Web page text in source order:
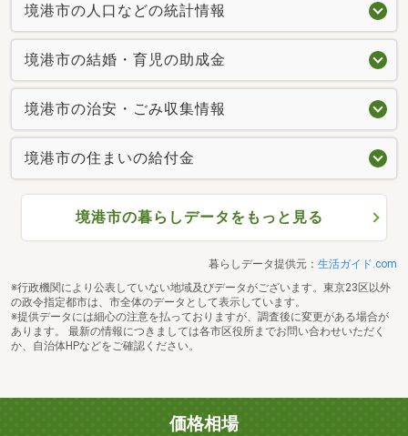
境港市の人口などの統計情報
境港市の結婚・育児の助成金
境港市の治安・ごみ収集情報
境港市の住まいの給付金
境港市の暮らしデータをもっと見る
暮らしデータ提供元： 生活ガイド.com
※行政機関により公表していない地域及びデータがございます。東京23区以外
の政令指定都市は、市全体のデータとして表示しています。
※提供データには細心の注意を払っておりますが、調査後に変更がある場合が
あります。 最新の情報につきましては各市区役所までお問い合わせいただく
か、自治体HPなどをご確認ください。
価格相場